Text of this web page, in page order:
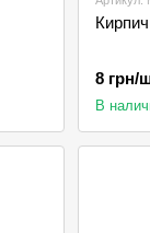
8 грн/
В